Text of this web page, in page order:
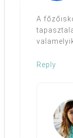
A
Reply